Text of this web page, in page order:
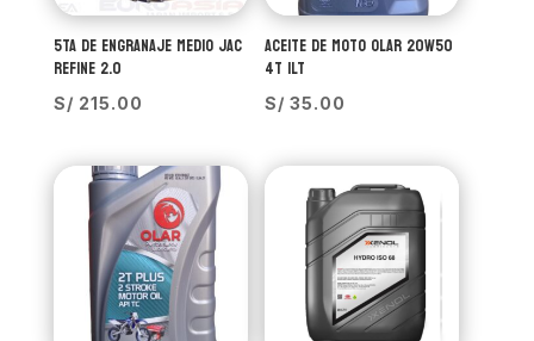
5TA DE ENGRANAJE MEDIO JAC
REFINE 2.0
S/ 215.00
ACEITE DE MOTO OLAR 20W50
4T 1LT
S/ 35.00